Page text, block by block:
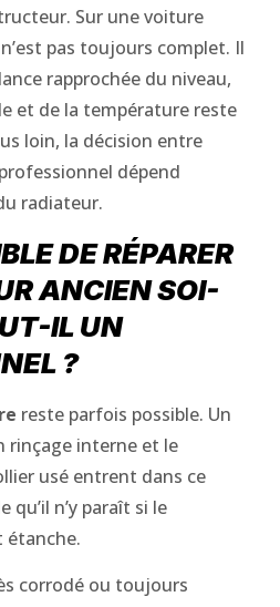
Sur une voiture
pas toujours complet. Il
rapprochée du niveau,
et de la température reste
loin, la décision entre
dépend
radiateur.
DE RÉPARER
ANCIEN SOI-
IL UN
?
reste parfois possible. Un
rinçage interne et le
usé entrent dans ce
qu’il n’y paraît si le
étanche.
corrodé ou toujours